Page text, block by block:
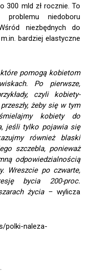
300 mld zł rocznie. To
niedoboru
niezbędnych do
bardziej elastyczne
pomogą kobietom
Po pierwsze,
czyli kobiety-
żeby się w tym
kobiety do
jeśli tylko pojawia się
również blaski
szczebla, ponieważ
odpowiedzialnością
Wreszcie po czwarte,
bycia 200-proc.
życia – wylicza
polki-naleza-